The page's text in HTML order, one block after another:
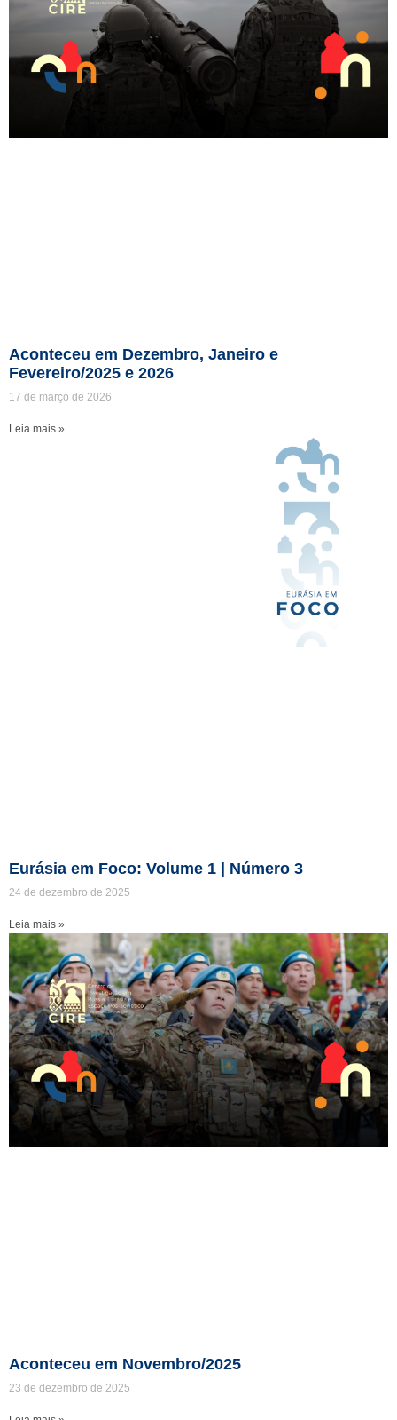
Aconteceu em Dezembro, Janeiro e
Fevereiro/2025 e 2026
17 de março de 2026
Leia mais »
Eurásia em Foco: Volume 1 | Número 3
24 de dezembro de 2025
Leia mais »
Aconteceu em Novembro/2025
23 de dezembro de 2025